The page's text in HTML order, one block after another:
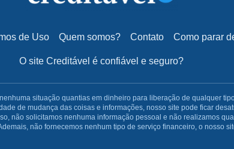
de Uso Quem somos? Contato Como parar
O site Creditável é confiável e seguro?
situação quantias em dinheiro para liberação de qualquer
de mudança das coisas e informações, nosso site pode ficar
não solicitamos nenhuma informação pessoal e não realizamos
não fornecemos nenhum tipo de serviço financeiro, o nosso